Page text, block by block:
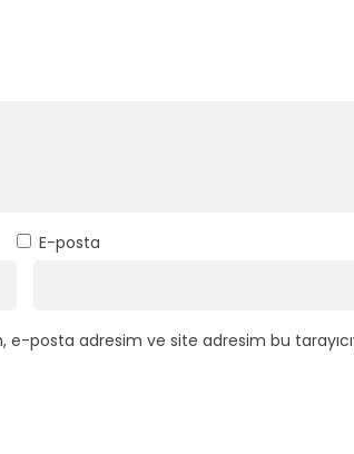
E-posta
e-posta adresim ve site adresim bu